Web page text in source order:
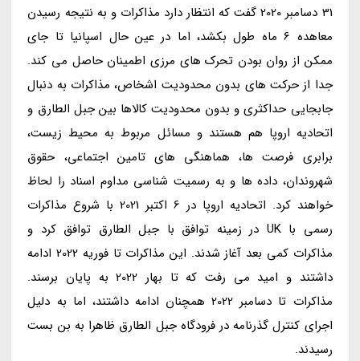
31 دسامبر 2020 گفت که انتظار دارد مذاکرات و به نتیجه رسیدن
معاهده 6 ماه طول بکشد، اما در عین حال اسپانیا تا جای
ممکن از روان بودن تحرک های مرزی اطمینان حاصل می کند.
جدا از حرکت های بدون محدودیت اشخاص، مذاکرات به دنبال
جابجایی حداکثری و بدون محدودیت کالاها بین جبل الطارق و
اتحادیه اروپا هم هستند و مسائل مربوط به محیط زیست،
برابری فرصت ها، هماهنگی های تامین اجتماعی، حقوق
شهروندان، داده ها و به رسمیت شناسی مداوم اسناد را لحاظ
خواهند کرد. اتحادیه اروپا در 6 اکتبر 2021 با شروع مذاکرات
رسمی با UK در زمینه توافق با جبل الطارق توافق کرد و
مذاکرات کمی بعد آغاز شدند. این مذاکرات تا فوریه 2022 ادامه
داشتند و امید می رفت که تا بهار 2022 به پایان برسند.
مذاکرات تا دسامبر 2022 همچنان ادامه داشتند، اما به دلیل
اجرای کنترل گذرنامه در فرودگاه جبل الطارق ظاهرا به بن بست
رسیدند.